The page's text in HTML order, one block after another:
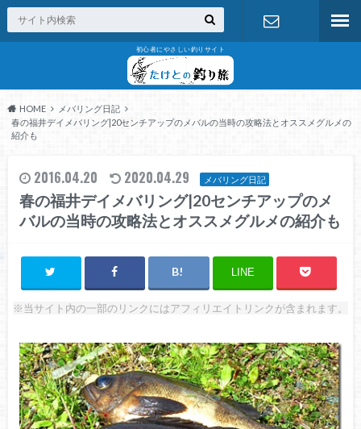
初心者にやさしい釣りサイト
HOME
メバリング日記
春の福井デイメバリング|20センチアップのメバルの当時の攻略法とオススメグルメの
紹介も
2016.04.20 2020.04.29 メバリング日記
春の福井デイメバリング|20センチアップのメ
バルの当時の攻略法とオススメグルメの紹介も
LINE
※当サイト内の一部のリンクにはアフィリエイトリンクが含まれます。